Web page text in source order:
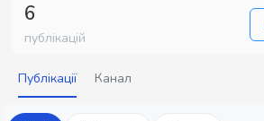
6
публікацій
Публікації Канал